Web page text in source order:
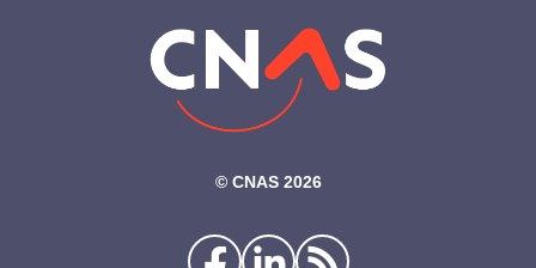
©‎ CNAS 2026